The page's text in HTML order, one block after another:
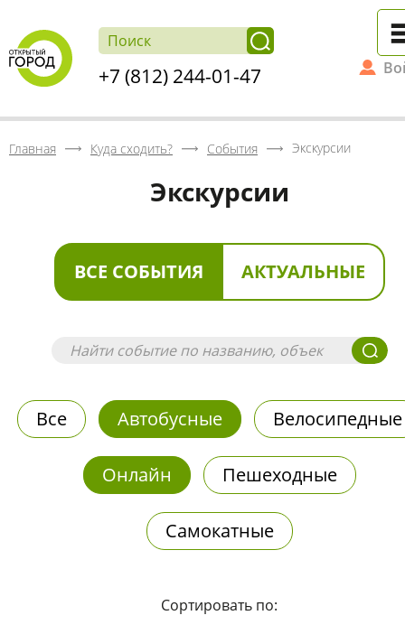
+7 (812) 244-01-47
Главная Куда сходить? События Экскурсии
Экскурсии
ВСЕ СОБЫТИЯ АКТУАЛЬНЫЕ
Все Автобусные Велосипедные
Онлайн Пешеходные
Самокатные
Сортировать по: